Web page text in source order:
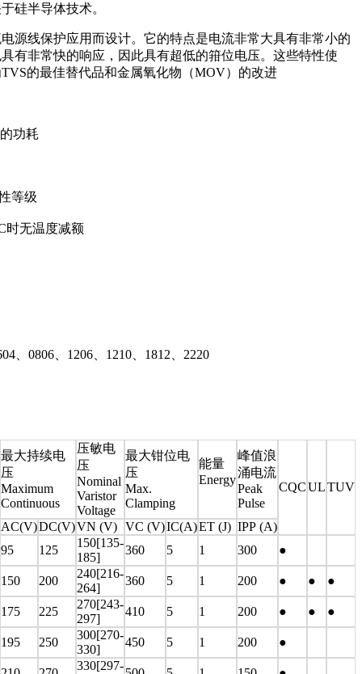
硅半导体技术。
源线保护应用而设计。它的特点是电流非常大具有非常小的
有非常快的响应，因此具有超低的箝位电压。这些特性使
的最佳替代品和金属氧化物（MOV）的改进
功耗
等级
时无温度减额
、0806、1206、1210、1812、2220
最大持续电
压
Maximum
Continuous
压敏电
压
Nominal
Varistor
Voltage
最大钳位电
压
Max.
Clamping
能量
Energy
峰值浪
涌电流
Peak
Pulse
CQCULTUV
AC(V)DC(V)VN (V) VC (V)IC(A)ET (J) IPP (A)
95
125
150[135-
185]
360 5 1 300 ●
150 200
240[216-
264]
360 5 1 200 ● ● ●
175 225
270[243-
297]
410 5 1 200 ● ● ●
195 250
300[270-
330]
450 5 1 200 ●
330[297-